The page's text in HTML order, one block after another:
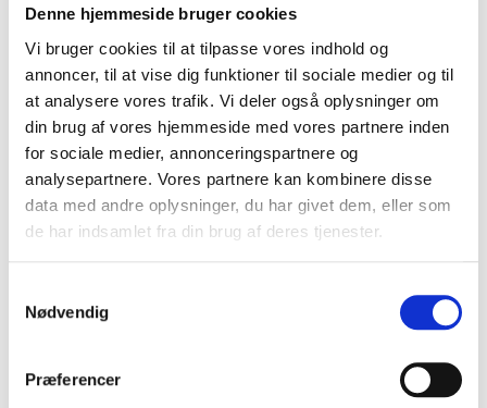
Denne hjemmeside bruger cookies
Vi bruger cookies til at tilpasse vores indhold og
annoncer, til at vise dig funktioner til sociale medier og til
at analysere vores trafik. Vi deler også oplysninger om
din brug af vores hjemmeside med vores partnere inden
for sociale medier, annonceringspartnere og
analysepartnere. Vores partnere kan kombinere disse
data med andre oplysninger, du har givet dem, eller som
de har indsamlet fra din brug af deres tjenester.
Nødvendig
Præferencer
3. Replik
Du får her mulighed for at kommentere
indklagedes svarskrift i en replik.
Din replik sendes til indklagede, der har
kommentar i en